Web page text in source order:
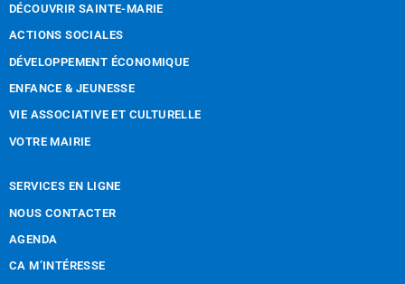
DÉCOUVRIR SAINTE-MARIE
ACTIONS SOCIALES
DÉVELOPPEMENT ÉCONOMIQUE
ENFANCE & JEUNESSE
VIE ASSOCIATIVE ET CULTURELLE
VOTRE MAIRIE
SERVICES EN LIGNE
NOUS CONTACTER
AGENDA
CA M’INTÉRESSE